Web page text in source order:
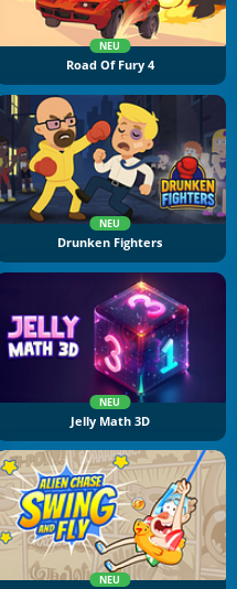
NEU
Road Of Fury 4
NEU
Drunken Fighters
NEU
Jelly Math 3D
NEU